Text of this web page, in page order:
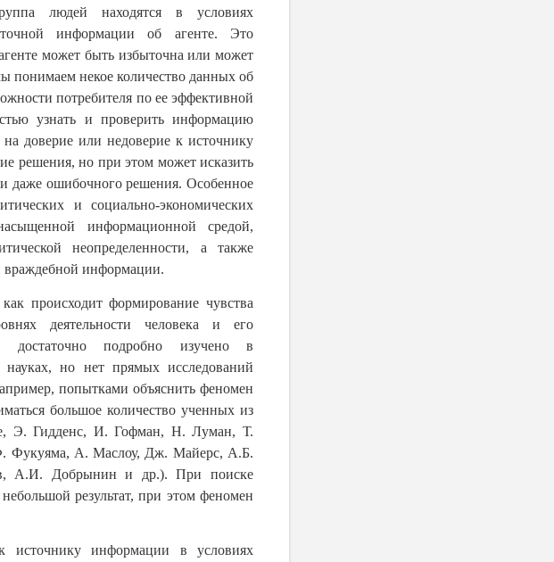
людей находятся в условиях
информации об агенте. Это
может быть избыточна или может
понимаем некое количество данных об
потребителя по ее эффективной
узнать и проверить информацию
доверие или недоверие к источнику
решения, но при этом может исказить
даже ошибочного решения. Особенное
и социально-экономических
информационной средой,
неопределенности, а также
враждебной информации.
происходит формирование чувства
деятельности человека и его
подробно изучено в
науках, но нет прямых исследований
попытками объяснить феномен
большое количество ученных из
Э. Гидденс, И. Гофман, Н. Луман, Т.
Фукуяма, А. Маслоу, Дж. Майерс, А.Б.
А.И. Добрынин и др.). При поиске
результат, при этом феномен
источнику информации в условиях